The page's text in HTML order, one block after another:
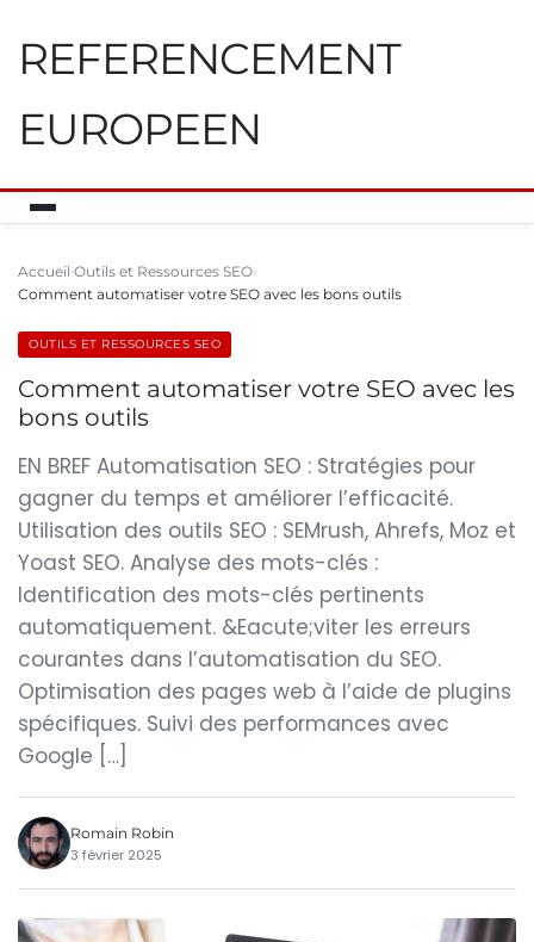
REFERENCEMENT
EUROPEEN
Accueil Outils et Ressources SEO
Comment automatiser votre SEO avec les bons outils
OUTILS ET RESSOURCES SEO
Comment automatiser votre SEO avec les
bons outils
EN BREF Automatisation SEO : Stratégies pour
gagner du temps et améliorer l’efficacité.
Utilisation des outils SEO : SEMrush, Ahrefs, Moz et
Yoast SEO. Analyse des mots-clés :
Identification des mots-clés pertinents
automatiquement. &Eacute;viter les erreurs
courantes dans l’automatisation du SEO.
Optimisation des pages web à l’aide de plugins
spécifiques. Suivi des performances avec
Google […]
Romain Robin
3 février 2025